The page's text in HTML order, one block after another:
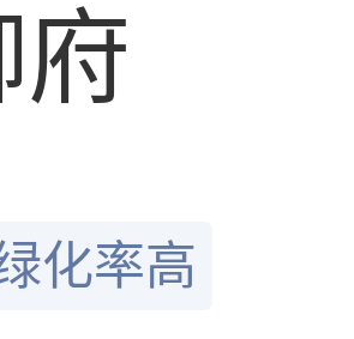
府
化率高